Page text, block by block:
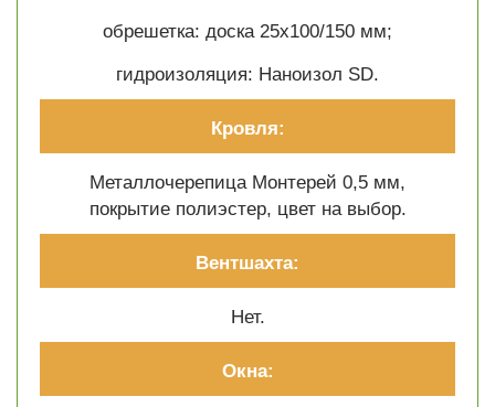
обрешетка: доска 25х100/150 мм;
гидроизоляция: Наноизол SD.
Кровля:
Металлочерепица Монтерей 0,5 мм,
покрытие полиэстер, цвет на выбор.
Вентшахта:
Нет.
Окна: